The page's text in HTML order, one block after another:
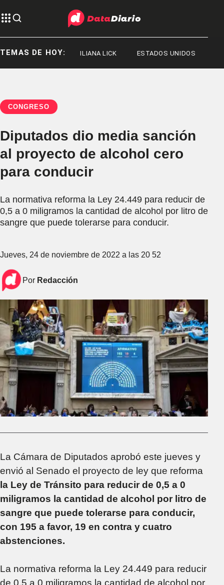
TEMAS DE HOY:
MESSI ILIANA LICK ESTADOS UNIDOS
CONGRESO
Diputados dio media sanción
al proyecto de alcohol cero
para conducir
La normativa reforma la Ley 24.449 para reducir de
0,5 a 0 miligramos la cantidad de alcohol por litro de
sangre que puede tolerarse para conducir.
Jueves, 24 de noviembre de 2022 a las 20 52
Por Redacción
La Cámara de Diputados aprobó este jueves y
envió al Senado el proyecto de ley que reforma
la Ley de Tránsito para reducir de 0,5 a 0
miligramos la cantidad de alcohol por litro de
sangre que puede tolerarse para conducir,
con 195 a favor, 19 en contra y cuatro
abstenciones.
La normativa reforma la Ley 24.449 para reducir
de 0,5 a 0 miligramos la cantidad de alcohol por